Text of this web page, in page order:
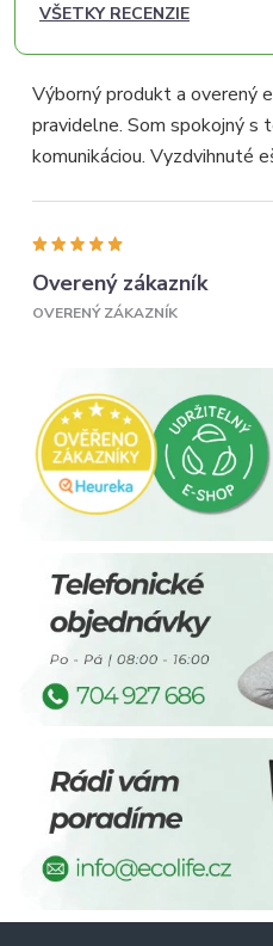
VŠETKY RECENZIE
Výborný produkt a overený
pravidelne. Som spokojný s
komunikáciou. Vyzdvihnuté
Overený zákazník
OVERENÝ ZÁKAZNÍK